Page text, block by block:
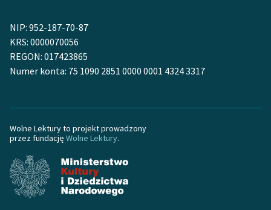
Logotypy
Materiały promocyjne
Dane fundacji i
sprawozdania finansowe
Regulamin darowizn
Informacja o treściach
NIP: 952-187-70-87
KRS: 0000070056
REGON: 017423865
Numer konta: 75 1090 2851 0000 0001 4324 3317
Wolne Lektury to projekt prowadzony
przez fundację Wolne Lektury.